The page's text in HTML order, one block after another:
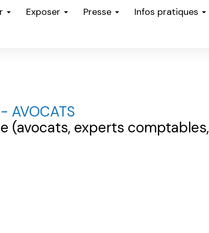
Exposer Presse
Infos pratiques
AVOCATS
(avocats, experts comptables,